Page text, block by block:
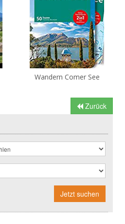
Wandern Comer See
Zurück
Jetzt suchen